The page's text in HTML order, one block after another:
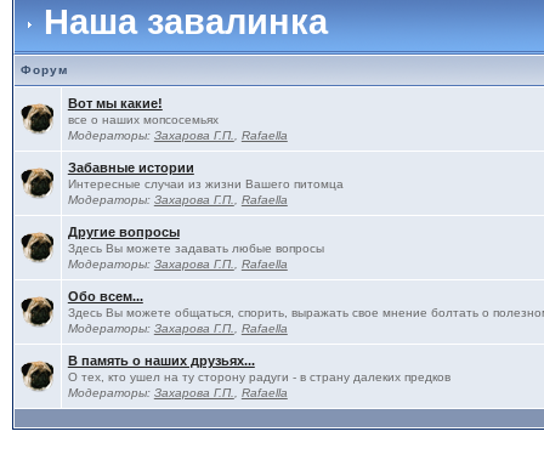
Наша завалинка
Форум
Вот мы какие!
все о наших мопсосемьях
Модераторы: Захарова Г.П. Rafaella
Забавные истории
Интересные случаи из жизни Вашего питомца
Модераторы: Захарова Г.П. Rafaella
Другие вопросы
Здесь Вы можете задавать любые вопросы
Модераторы: Захарова Г.П. Rafaella
Обо всем...
Здесь Вы можете общаться, спорить, выражать свое мнение болтать о
Модераторы: Захарова Г.П. Rafaella
В память о наших друзьях...
О тех, кто ушел на ту сторону радуги - в страну далеких предков
Модераторы: Захарова Г.П. Rafaella